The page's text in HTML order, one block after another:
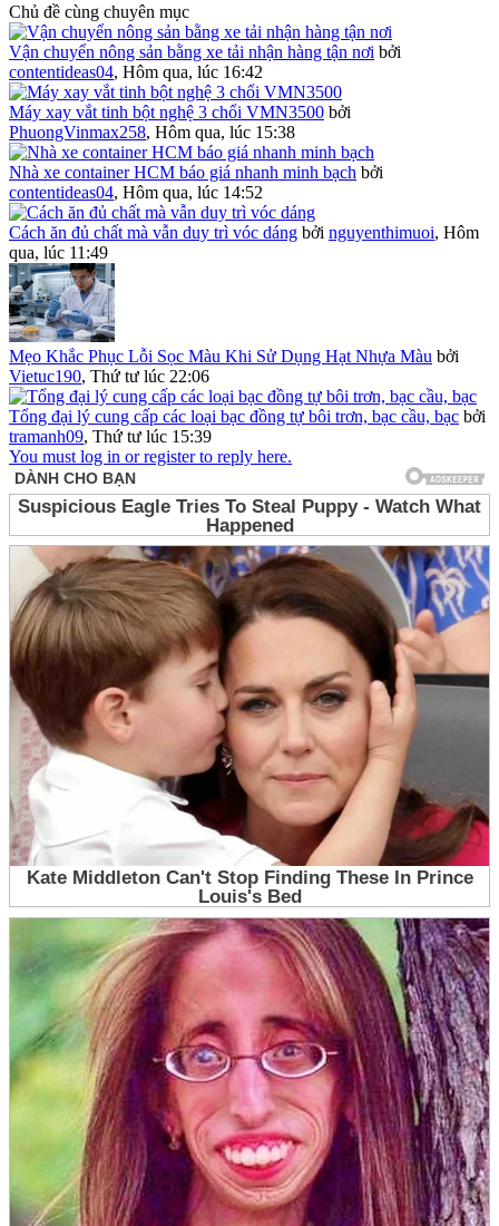
Chủ đề cùng chuyên mục
Vận chuyển nông sản bằng xe tải nhận hàng tận nơi bởi
contentideas04, Hôm qua, lúc 16:42
Máy xay vắt tinh bột nghệ 3 chổi VMN3500 bởi
PhuongVinmax258, Hôm qua, lúc 15:38
Nhà xe container HCM báo giá nhanh minh bạch bởi
contentideas04, Hôm qua, lúc 14:52
Cách ăn đủ chất mà vẫn duy trì vóc dáng bởi nguyenthimuoi, Hôm
qua, lúc 11:49
Mẹo Khắc Phục Lỗi Sọc Màu Khi Sử Dụng Hạt Nhựa Màu bởi
Vietuc190, Thứ tư lúc 22:06
Tổng đại lý cung cấp các loại bạc đồng tự bôi trơn, bạc cầu, bạc bởi
tramanh09, Thứ tư lúc 15:39
You must log in or register to reply here.